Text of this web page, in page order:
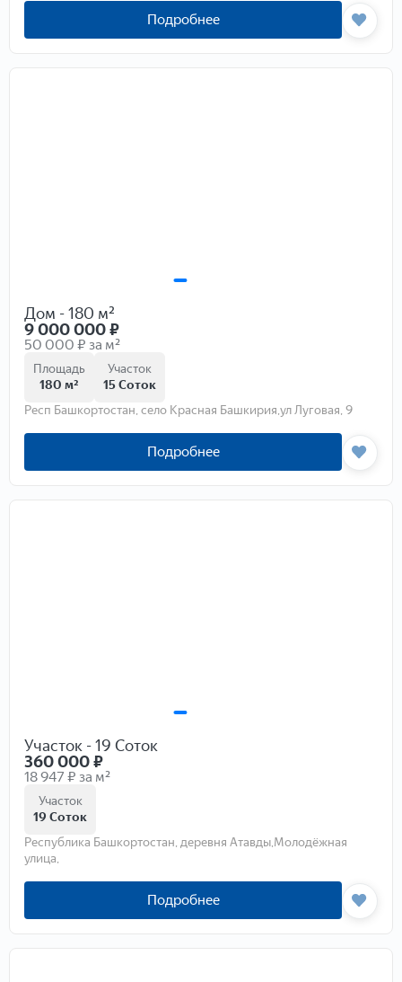
Подробнее
Дом - 180 м²
9 000 000₽
50 000 ₽ за м²
Площадь
180 м²
Участок
15 Соток
Респ Башкортостан, село Красная Башкирия,ул Луговая, 9
Подробнее
Участок - 19 Соток
360 000₽
18 947 ₽ за м²
Участок
19 Соток
Республика Башкортостан, деревня Атавды,Молодёжная
улица,
Подробнее